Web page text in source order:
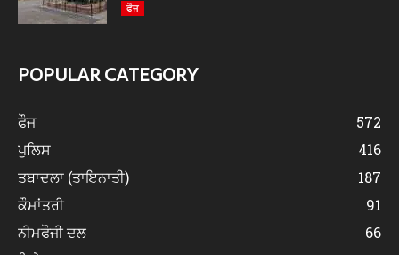
ਫੌਜ
POPULAR CATEGORY
ਫੌਜ
572
ਪੁਲਿਸ
416
ਤਬਾਦਲਾ (ਤਾਇਨਾਤੀ)
187
ਕੌਮਾਂਤਰੀ
91
ਨੀਮਫੌਜੀ ਦਲ
66